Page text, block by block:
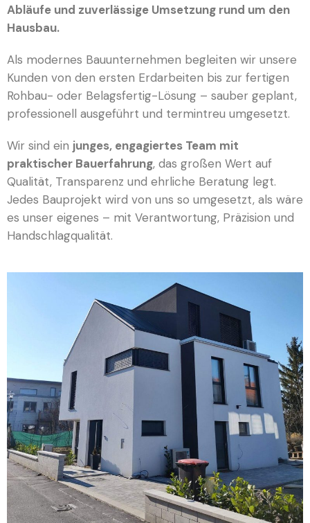
Abläufe und zuverlässige Umsetzung rund um den
Hausbau.
Als modernes Bauunternehmen begleiten wir unsere
Kunden von den ersten Erdarbeiten bis zur fertigen
Rohbau- oder Belagsfertig-Lösung – sauber geplant,
professionell ausgeführt und termintreu umgesetzt.
Wir sind ein junges, engagiertes Team mit
praktischer Bauerfahrung, das großen Wert auf
Qualität, Transparenz und ehrliche Beratung legt.
Jedes Bauprojekt wird von uns so umgesetzt, als wäre
es unser eigenes – mit Verantwortung, Präzision und
Handschlagqualität.